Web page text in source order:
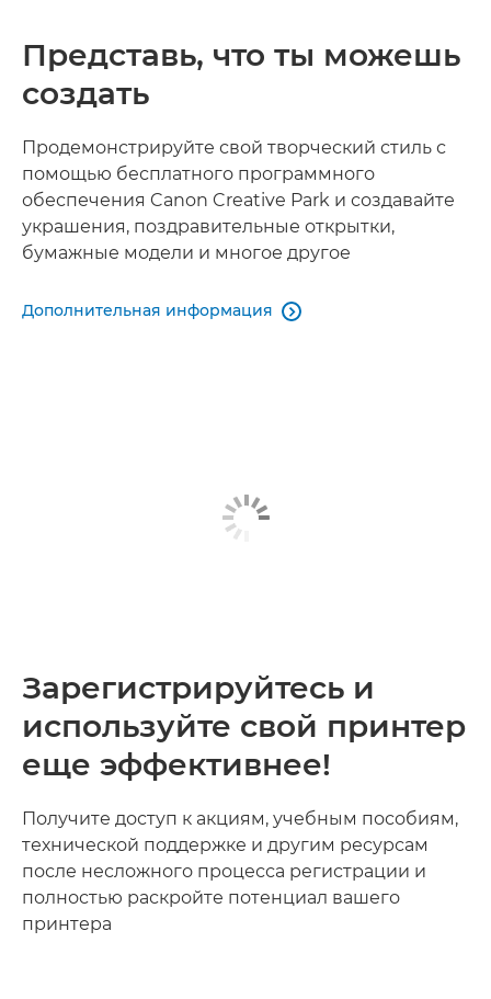
Представь, что ты можешь
создать
Продемонстрируйте свой творческий стиль с
помощью бесплатного программного
обеспечения Canon Creative Park и создавайте
украшения, поздравительные открытки,
бумажные модели и многое другое
Дополнительная информация 
Зарегистрируйтесь и
используйте свой принтер
еще эффективнее!
Получите доступ к акциям, учебным пособиям,
технической поддержке и другим ресурсам
после несложного процесса регистрации и
полностью раскройте потенциал вашего
принтера